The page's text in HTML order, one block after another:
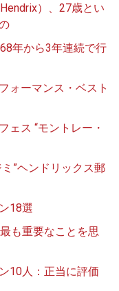
）、27歳とい
年から3年連続で行
ォーマンス・ベスト
ェス “モントレー・
”ヘンドリックス郵
18選
も重要なことを思
10人：正当に評価